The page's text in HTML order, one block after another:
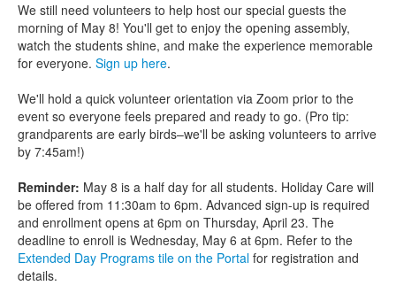
We still need volunteers to help host our special guests the
morning of May 8! You'll get to enjoy the opening assembly,
watch the students shine, and make the experience memorable
for everyone. Sign up here.
We'll hold a quick volunteer orientation via Zoom prior to the
event so everyone feels prepared and ready to go. (Pro tip:
grandparents are early birds–we'll be asking volunteers to arrive
by 7:45am!)
Reminder: May 8 is a half day for all students. Holiday Care will
be offered from 11:30am to 6pm. Advanced sign-up is required
and enrollment opens at 6pm on Thursday, April 23. The
deadline to enroll is Wednesday, May 6 at 6pm. Refer to the
Extended Day Programs tile on the Portal for registration and
details.